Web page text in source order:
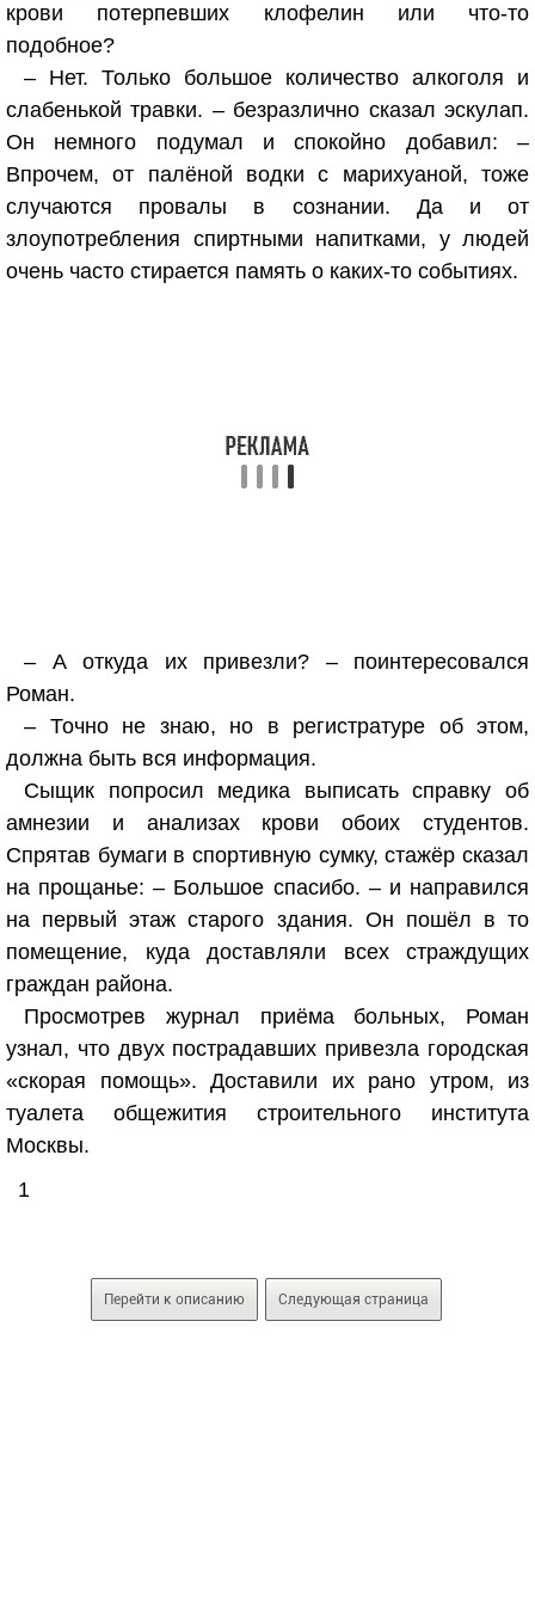
крови потерпевших клофелин или что-то
подобное?
– Нет. Только большое количество алкоголя и
слабенькой травки. – безразлично сказал эскулап.
Он немного подумал и спокойно добавил: –
Впрочем, от палёной водки с марихуаной, тоже
случаются провалы в сознании. Да и от
злоупотребления спиртными напитками, у людей
очень часто стирается память о каких-то событиях.
– А откуда их привезли? – поинтересовался
Роман.
– Точно не знаю, но в регистратуре об этом,
должна быть вся информация.
Сыщик попросил медика выписать справку об
амнезии и анализах крови обоих студентов.
Спрятав бумаги в спортивную сумку, стажёр сказал
на прощанье: – Большое спасибо. – и направился
на первый этаж старого здания. Он пошёл в то
помещение, куда доставляли всех страждущих
граждан района.
Просмотрев журнал приёма больных, Роман
узнал, что двух пострадавших привезла городская
«скорая помощь». Доставили их рано утром, из
туалета общежития строительного института
Москвы.
1
Перейти к описанию Следующая страница